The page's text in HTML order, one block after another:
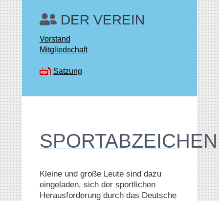
DER VEREIN
Vorstand
Mitgliedschaft
Satzung
SPORTABZEICHEN
Kleine und große Leute sind dazu
eingeladen, sich der sportlichen
Herausforderung durch das Deutsche